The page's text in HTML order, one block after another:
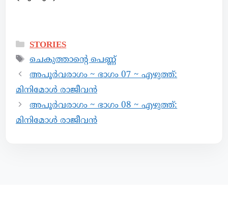
STORIES
ചെകുത്താൻ്റെ പെണ്ണ്
അപൂര്‍വരാഗം ~ ഭാഗം 07 ~ എഴുത്ത്:
മിനിമോൾ രാജീവൻ
അപൂര്‍വരാഗം ~ ഭാഗം 08 ~ എഴുത്ത്:
മിനിമോൾ രാജീവൻ